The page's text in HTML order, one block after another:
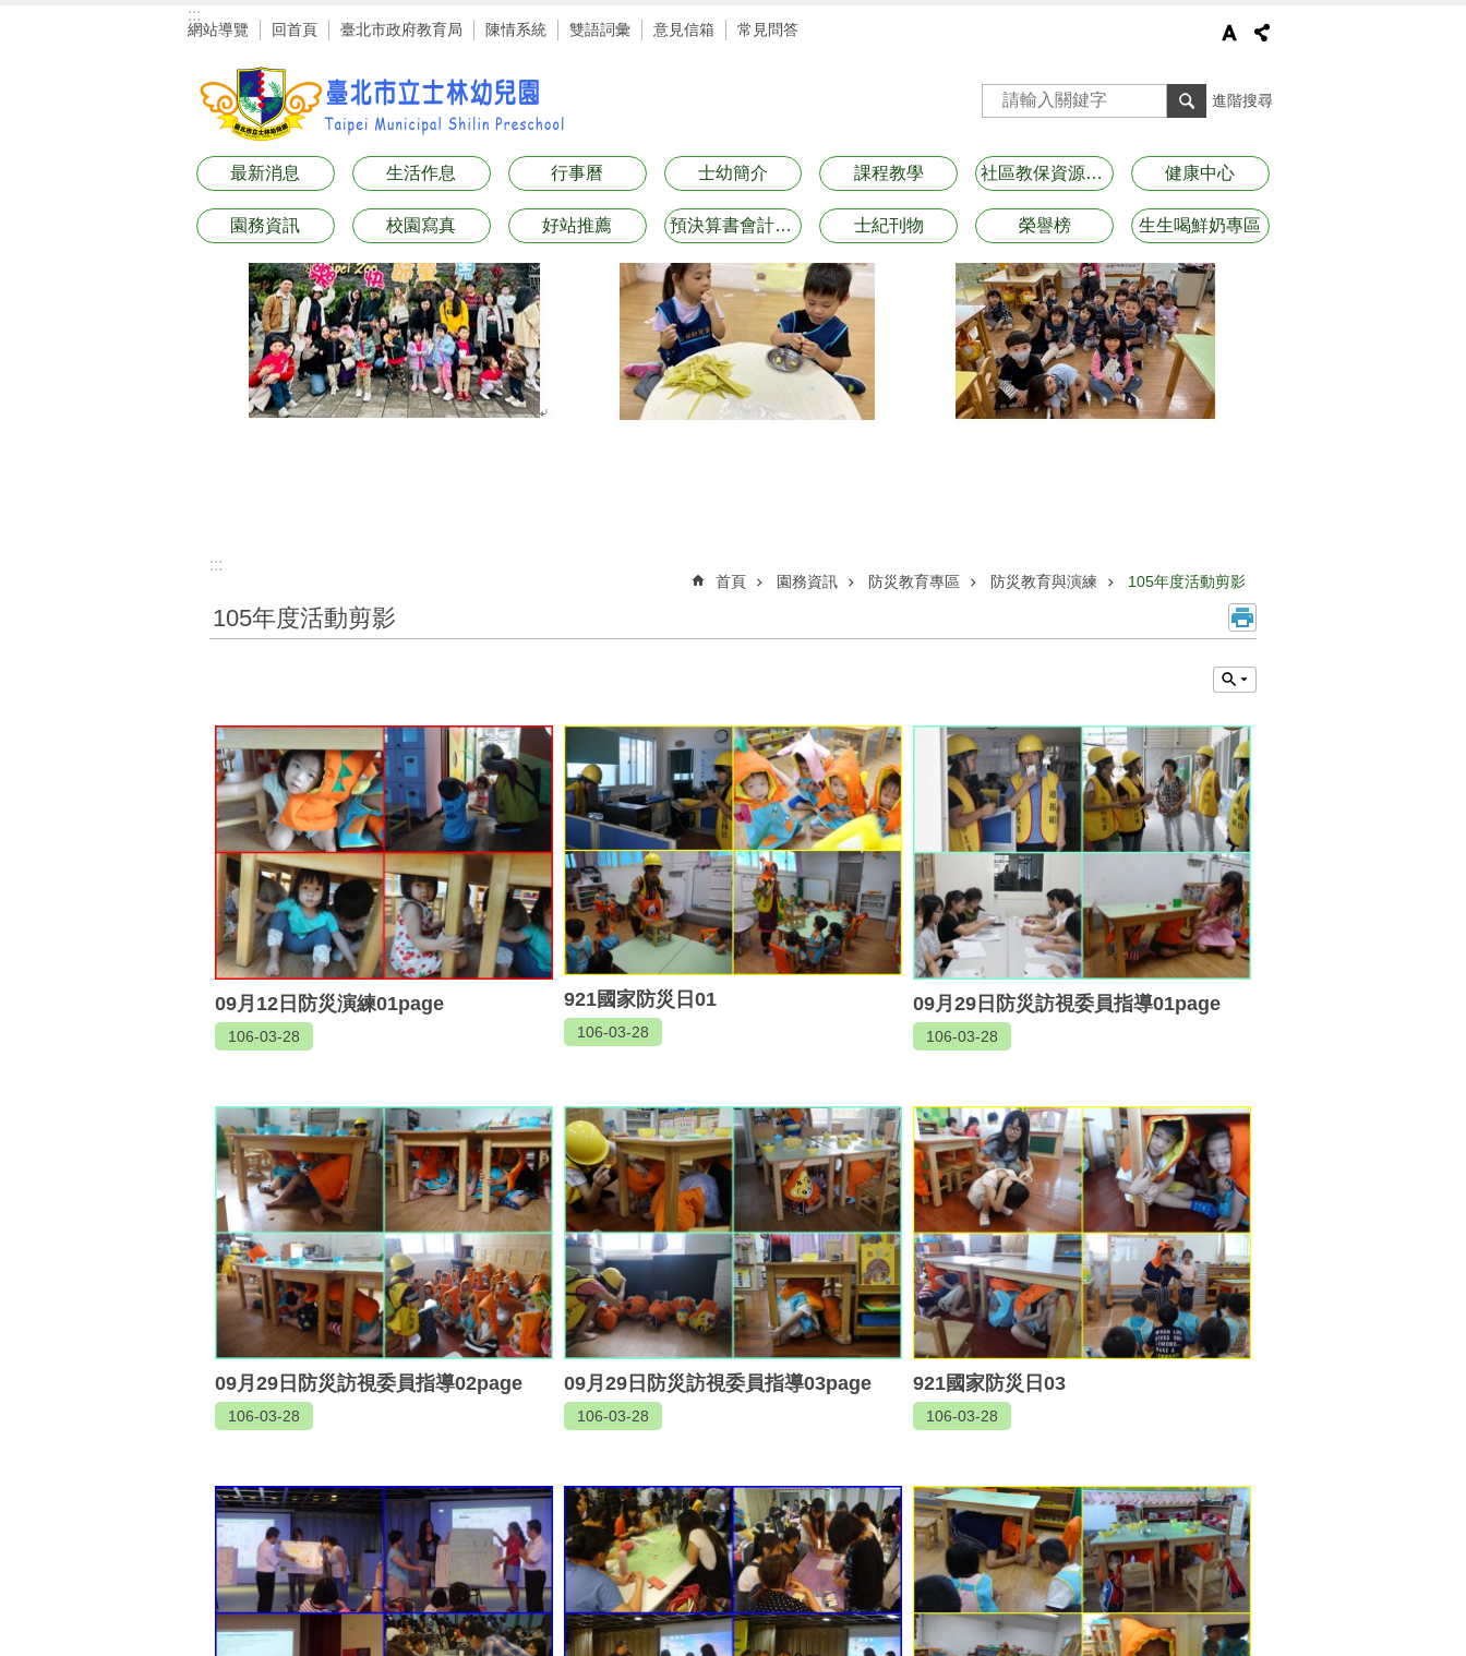
:::
網站導覽 回首頁 臺北市政府教育局 陳情系統 雙語詞彙 意見信箱 常見問答
進階搜尋
最新消息 生活作息 行事曆 士幼簡介 課程教學 社區教保資源資訊 健康中心
園務資訊 校園寫真 好站推薦 預決算書會計月報表專區 士紀刊物 榮譽榜 生生喝鮮奶專區
:::
首頁 園務資訊 防災教育專區 防災教育與演練 105年度活動剪影
105年度活動剪影
09月12日防災演練01page
106-03-28
921國家防災日01
106-03-28
09月29日防災訪視委員指導01page
106-03-28
09月29日防災訪視委員指導02page
106-03-28
09月29日防災訪視委員指導03page
106-03-28
921國家防災日03
106-03-28